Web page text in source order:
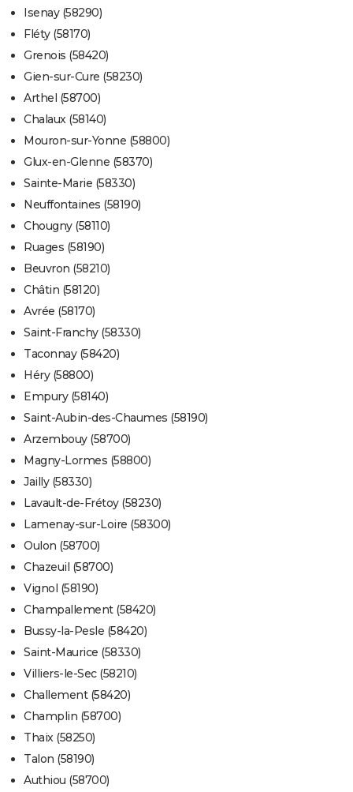
Isenay (58290)
Fléty (58170)
Grenois (58420)
Gien-sur-Cure (58230)
Arthel (58700)
Chalaux (58140)
Mouron-sur-Yonne (58800)
Glux-en-Glenne (58370)
Sainte-Marie (58330)
Neuffontaines (58190)
Chougny (58110)
Ruages (58190)
Beuvron (58210)
Châtin (58120)
Avrée (58170)
Saint-Franchy (58330)
Taconnay (58420)
Héry (58800)
Empury (58140)
Saint-Aubin-des-Chaumes (58190)
Arzembouy (58700)
Magny-Lormes (58800)
Jailly (58330)
Lavault-de-Frétoy (58230)
Lamenay-sur-Loire (58300)
Oulon (58700)
Chazeuil (58700)
Vignol (58190)
Champallement (58420)
Bussy-la-Pesle (58420)
Saint-Maurice (58330)
Villiers-le-Sec (58210)
Challement (58420)
Champlin (58700)
Thaix (58250)
Talon (58190)
Authiou (58700)